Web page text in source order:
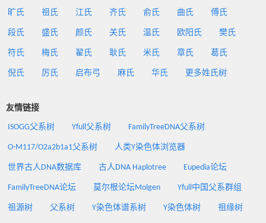
旷氏 祖氏 江氏 齐氏 俞氏 曲氏 傅氏
段氏 盛氏 颜氏 关氏 温氏 欧阳氏 樊氏
符氏 梅氏 翟氏 耿氏 米氏 章氏 葛氏
倪氏 厉氏 启布弓 麻氏 华氏 更多姓氏树
友情链接
ISOGG父系树 Yfull父系树 FamilyTreeDNA父系树
O-M117/O2a2b1a1父系树 人类Y染色体浏览器
世界古人DNA数据库 古人DNA Haplotree Eupedia论坛
FamilyTreeDNA论坛 莫尔根论坛Molgen Yfull中国父系群组
祖源树 父系树 Y染色体谱系树 Y染色体树 祖缘树